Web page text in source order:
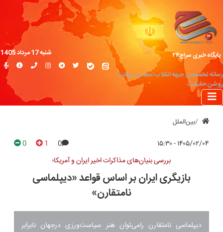
پایگاه خبری سراج۲۴
رسانه تخصصی جبهه انقلاب اسلامی؛ روایت
روشن حقیقت
شنبه 17 مرداد 1405
بین‌الملل
۱۴۰۵/۰۲/۰۴ - ۱۵:۳۰ 0
1
0
بررسی بنیان‌های مذاکرات اخیر ایران و آمریکا؛
بازیگری ایران بر اساس قواعد «دیپلماسی
نامتقارن»
دیپلماسی نامتقارن رامی‌توان هنر سیاست‌ورزی درجهان نابرابر